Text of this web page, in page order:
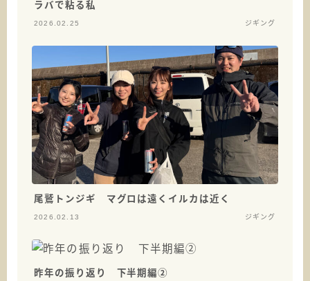
ラバで粘る私
2026.02.25 ジギング
尾鷲トンジギ マグロは遠くイルカは近く
2026.02.13 ジギング
昨年の振り返り 下半期編②